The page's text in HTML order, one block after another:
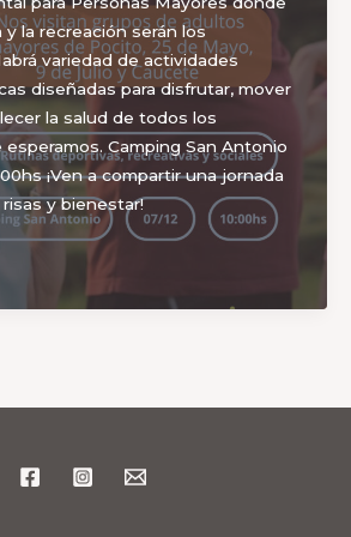
y la recreación serán los
variedad de actividades
diseñadas para disfrutar, mover
la salud de todos los
Camping San Antonio
¡Ven a compartir una jornada
y bienestar!